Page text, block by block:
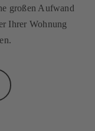
großen Aufwand
Ihrer Wohnung